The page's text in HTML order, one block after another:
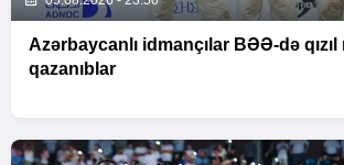
Azərbaycanlı idmançılar BƏƏ-də qızıl
qazanıblar